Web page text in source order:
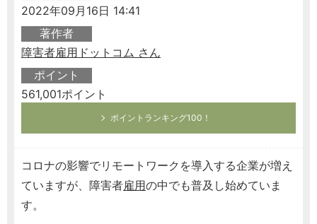
2022年09月16日 14:41
著作者
障害者雇用ドットコム さん
ポイント
561,001ポイント
ポイントランキング100！
コロナの影響でリモートワークを導入する企業が増え
ていますが、障害者雇用の中でも普及し始めていま
す。